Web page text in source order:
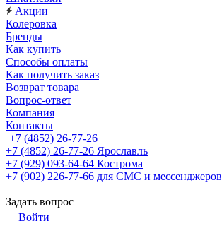
Акции
Колеровка
Бренды
Как купить
Способы оплаты
Как получить заказ
Возврат товара
Вопрос-ответ
Компания
Контакты
+7 (4852) 26-77-26
+7 (4852) 26-77-26 Ярославль
+7 (929) 093-64-64 Кострома
+7 (902) 226-77-66 для СМС и мессенджеров
Задать вопрос
Войти